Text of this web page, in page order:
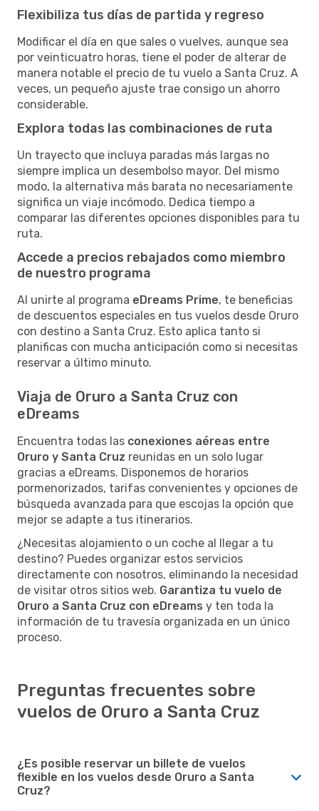
Flexibiliza tus días de partida y regreso
Modificar el día en que sales o vuelves, aunque sea
por veinticuatro horas, tiene el poder de alterar de
manera notable el precio de tu vuelo a Santa Cruz. A
veces, un pequeño ajuste trae consigo un ahorro
considerable.
Explora todas las combinaciones de ruta
Un trayecto que incluya paradas más largas no
siempre implica un desembolso mayor. Del mismo
modo, la alternativa más barata no necesariamente
significa un viaje incómodo. Dedica tiempo a
comparar las diferentes opciones disponibles para tu
ruta.
Accede a precios rebajados como miembro
de nuestro programa
Al unirte al programa eDreams Prime, te beneficias
de descuentos especiales en tus vuelos desde Oruro
con destino a Santa Cruz. Esto aplica tanto si
planificas con mucha anticipación como si necesitas
reservar a último minuto.
Viaja de Oruro a Santa Cruz con
eDreams
Encuentra todas las conexiones aéreas entre
Oruro y Santa Cruz reunidas en un solo lugar
gracias a eDreams. Disponemos de horarios
pormenorizados, tarifas convenientes y opciones de
búsqueda avanzada para que escojas la opción que
mejor se adapte a tus itinerarios.
¿Necesitas alojamiento o un coche al llegar a tu
destino? Puedes organizar estos servicios
directamente con nosotros, eliminando la necesidad
de visitar otros sitios web. Garantiza tu vuelo de
Oruro a Santa Cruz con eDreams y ten toda la
información de tu travesía organizada en un único
proceso.
Preguntas frecuentes sobre
vuelos de Oruro a Santa Cruz
¿Es posible reservar un billete de vuelos
flexible en los vuelos desde Oruro a Santa
Cruz?